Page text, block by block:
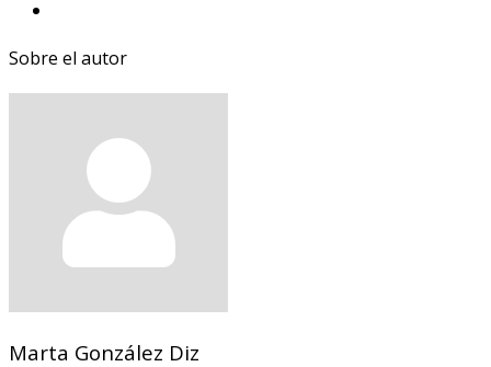
Sobre el autor
Marta González Diz